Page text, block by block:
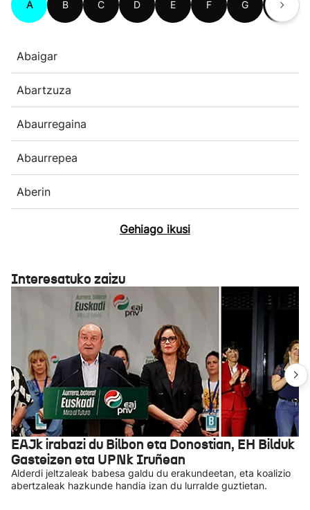
A B C D E F G H
Abaigar
Abartzuza
Abaurregaina
Abaurrepea
Aberin
Gehiago ikusi
Interesatuko zaizu
EAJk irabazi du Bilbon eta Donostian, EH Bilduk
Gasteizen eta UPNk Iruñean
Alderdi jeltzaleak babesa galdu du erakundeetan, eta koalizio
abertzaleak hazkunde handia izan du lurralde guztietan.